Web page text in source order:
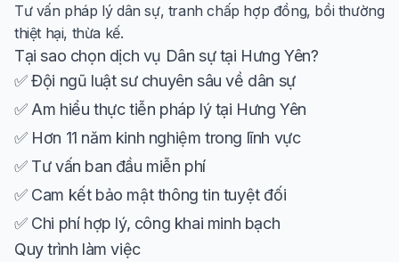
Tư vấn pháp lý dân sự, tranh chấp hợp đồng, bồi thường
thiệt hại, thừa kế.
Tại sao chọn dịch vụ Dân sự tại Hưng Yên?
✅ Đội ngũ luật sư chuyên sâu về dân sự
✅ Am hiểu thực tiễn pháp lý tại Hưng Yên
✅ Hơn 11 năm kinh nghiệm trong lĩnh vực
✅ Tư vấn ban đầu miễn phí
✅ Cam kết bảo mật thông tin tuyệt đối
✅ Chi phí hợp lý, công khai minh bạch
Quy trình làm việc